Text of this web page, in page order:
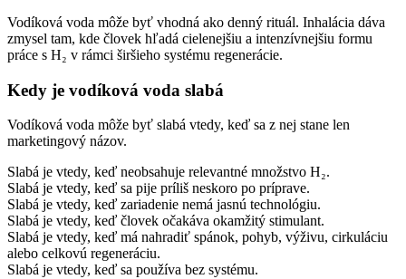
Vodíková voda môže byť vhodná ako denný rituál. Inhalácia dáva
zmysel tam, kde človek hľadá cielenejšiu a intenzívnejšiu formu
práce s H₂ v rámci širšieho systému regenerácie.
Kedy je vodíková voda slabá
Vodíková voda môže byť slabá vtedy, keď sa z nej stane len
marketingový názov.
Slabá je vtedy, keď neobsahuje relevantné množstvo H₂.
Slabá je vtedy, keď sa pije príliš neskoro po príprave.
Slabá je vtedy, keď zariadenie nemá jasnú technológiu.
Slabá je vtedy, keď človek očakáva okamžitý stimulant.
Slabá je vtedy, keď má nahradiť spánok, pohyb, výživu, cirkuláciu
alebo celkovú regeneráciu.
Slabá je vtedy, keď sa používa bez systému.